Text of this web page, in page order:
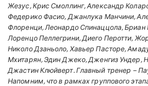
Жезус, Крис Смоллинг, Александр
Федерико Фасио, Джанлука Манчини,
Флоренци, Леонардо Спинаццола, Бриан
Лоренцо Пеллегрини, Диего Перотти,
Николо Дзаньоло, Хавьер Пасторе,
Мхитарян, Эдин Джеко, Дженгиз Ундер,
Джастин Клюйверт.Главный тренер –
Напомним, что в рамках группового